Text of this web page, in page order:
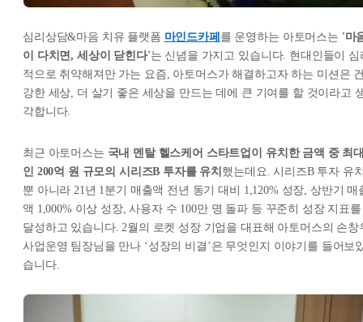
심리상담&마음 치유 플랫폼 마인드카페 를 운영하는 아토머스는 '마
이 다치면, 세상이 닫힌다'는 신념을 가지고 있습니다. 현대인들이 심
적으로 취약해져만 가는 요즘, 아토머스가 해결하고자 하는 미션은
강한 세상, 더 살기 좋은 세상을 만드는 데에 큰 기여를 할 것이라고
각합니다.
최근 아토머스는 국내 멘탈 헬스케어 스타트업이 유치한 금액 중 최
인 200억 원 규모의 시리즈B 투자를 유치 했는데요. 시리즈B 투자 유
뿐 아니라 21년 1분기 매출액 전년 동기 대비 1,120% 성장, 상반기 매
액 1,000% 이상 성장, 사용자 수 100만 명 돌파 등 꾸준히 성장 지표를
달성하고 있습니다. 2월의 로켓 성장 기업을 대표해 아토머스의 손창
사업운영 팀장님을 만나 ‘성장의 비결’은 무엇인지 이야기를 들어보
습니다.